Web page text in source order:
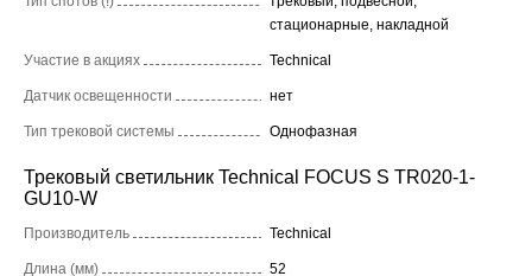
стационарные, накладной
Участие в акциях Technical
Датчик освещенности нет
Тип трековой системы Однофазная
Трековый светильник Technical FOCUS S TR020-1-
GU10-W
Производитель Technical
Длина (мм) 52